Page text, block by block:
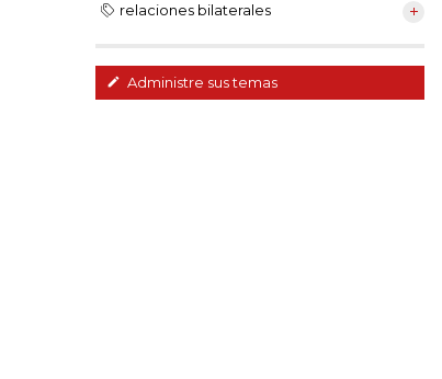
relaciones bilaterales
Administre sus temas